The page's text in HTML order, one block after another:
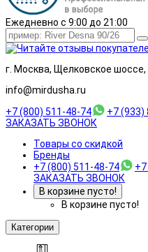
Ежедневно с 9:00 до 21:00
г. Москва, Щелковское шоссе,
info@mirdusha.ru
+7 (800) 511-48-74
+7 (933)
ЗАКАЗАТЬ ЗВОНОК
Товары со скидкой
Бренды
+7 (800) 511-48-74
ЗАКАЗАТЬ ЗВОНОК
В корзине пусто!
В корзине пусто!
Категории